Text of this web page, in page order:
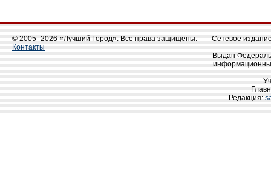
© 2005–2026 «Лучший Город». Все права защищены.
Контакты
Сетевое
Выдан
Редакция: